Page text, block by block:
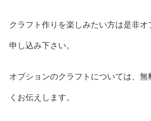
クラフト作りを楽しみたい方は是非オ
申し込み下さい。
オプションのクラフトについては、無
くお伝えします。